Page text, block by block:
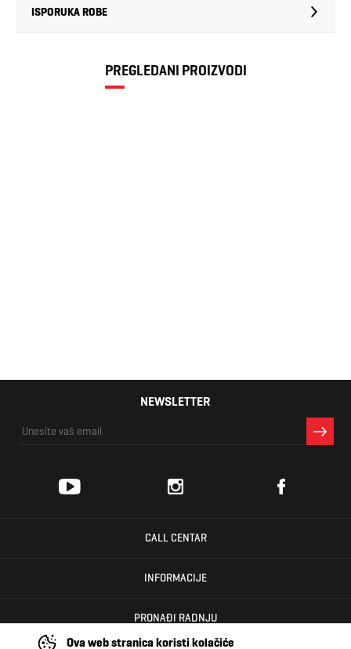
Ova web stranica koristi kolačiće
ISPORUKA ROBE
PREGLEDANI PROIZVODI
NEWSLETTER
CALL CENTAR
INFORMACIJE
PRONAĐI RADNJU